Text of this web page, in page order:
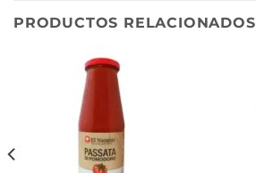
PRODUCTOS RELACIONADOS